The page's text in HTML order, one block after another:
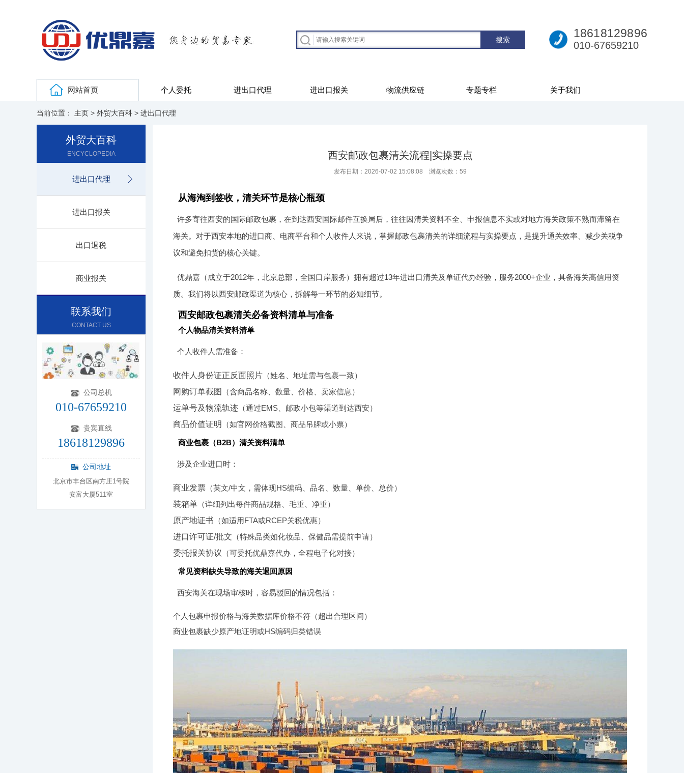
18618129896
010-67659210
网站首页 个人委托 进出口代理 进出口报关 物流供应链 专题专栏 关于我们
当前位置： 主页 > 外贸大百科 > 进出口代理
外贸大百科
ENCYCLOPEDIA
进出口代理
进出口报关
出口退税
商业报关
联系我们
CONTACT US
公司总机
010-67659210
贵宾直线
18618129896
公司地址
北京市丰台区南方庄1号院
安富大厦511室
西安邮政包裹清关流程|实操要点
发布日期：2026-07-02 15:08:08 浏览次数： 59
从海淘到签收，清关环节是核心瓶颈
许多寄往西安的国际邮政包裹，在到达西安国际邮件互换局后，往往因清关资料不全、申报信息不实或对地方海关政策不熟而滞留在
海关。对于西安本地的进口商、电商平台和个人收件人来说，掌握邮政包裹清关的详细流程与实操要点，是提升通关效率、减少关税争
议和避免扣货的核心关键。
优鼎嘉（成立于2012年，北京总部，全国口岸服务）拥有超过13年进出口清关及单证代办经验，服务2000+企业，具备海关高信用资
质。我们将以西安邮政渠道为核心，拆解每一环节的必知细节。
西安邮政包裹清关必备资料清单与准备
个人物品清关资料清单
个人收件人需准备：
收件人身份证正反面照片 （姓名、地址需与包裹一致）
网购订单截图
（含商品名称、数量、价格、卖家信息）
运单号及物流轨迹 （通过EMS、邮政小包等渠道到达西安）
商品价值证明
（如官网价格截图、商品吊牌或小票）
商业包裹（B2B）清关资料清单
涉及企业进口时：
商业发票 （英文/中文，需体现HS编码、品名、数量、单价、总价）
装箱单 （详细列出每件商品规格、毛重、净重）
原产地证书 （如适用FTA或RCEP关税优惠）
进口许可证/批文 （特殊品类如化妆品、保健品需提前申请）
委托报关协议 （可委托优鼎嘉代办，全程电子化对接）
常见资料缺失导致的海关退回原因
西安海关在现场审核时，容易驳回的情况包括：
个人包裹申报价格与海关数据库价格不符（超出合理区间）
商业包裹缺少原产地证明或HS编码归类错误